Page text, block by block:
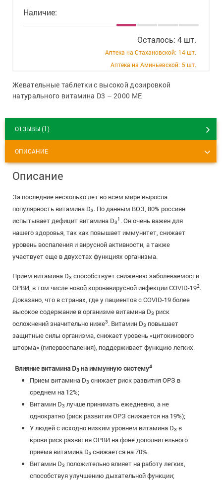
Скидки и акции
Вакансии
Наличие:
Осталось: 4 шт.
Аптека на Стахановской: 14 шт.
Аптека на Аминьевской: 5 шт.
Жевательные таблетки с высокой дозировкой
натурального витамина D3 – 2000 МЕ
ОТЗЫВЫ (1)
ОПИСАНИЕ
Описание
За последние несколько лет во всем мире выросла
популярность витамина D3. По данным ВОЗ, 80% россиян
испытывает дефицит витамина D3
1 . Он очень важен для
нашего здоровья, так как повышает иммунитет, снижает
уровень воспаления и вирусной активности, а также
участвует еще в двухстах функциях организма.
Прием витамина D3 способствует снижению заболеваемости
ОРВИ, в том числе новой коронавирусной инфекции COVID-192.
Доказано, что в странах, где у пациентов с COVID-19 более
высокое содержание в организме витамина D3 риск
осложнений значительно ниже3. Витамин D3 повышает
защитные силы организма, снижает уровень «цитокинового
шторма» (гипервоспаления), поддерживает функцию легких.
Влияние витамина D3 на иммунную систему4
Прием витамина D3 снижает риск развития ОРЗ в
среднем на 12%;
Витамин D3 лучше принимать ежедневно, а не
однократно (риск развития ОРЗ снижается на 19%);
У людей с исходно низким уровнем витамина D3 в
крови риск развития ОРВИ на фоне дополнительного
приема витамина D3 снижается на 70%.
Витамин D3 положительно влияет на работу легких,
способствуя улучшению дыхательной функции;